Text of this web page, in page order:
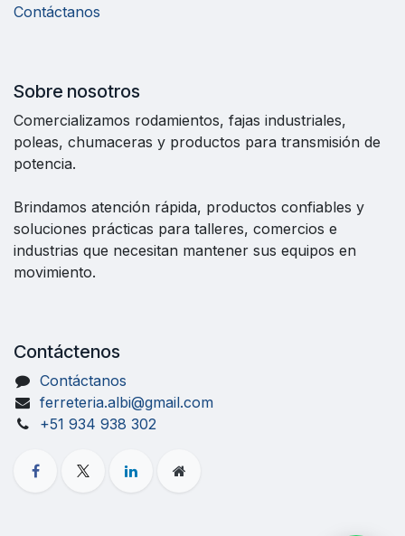
Contáctanos
Sobre nosotros
Comercializamos rodamientos, fajas industriales,
poleas, chumaceras y productos para transmisión de
potencia.
Brindamos atención rápida, productos confiables y
soluciones prácticas para talleres, comercios e
industrias que necesitan mantener sus equipos en
movimiento.
Contáctenos
Contáctanos
ferreteria.albi@gmail.com
+51 934 938 302